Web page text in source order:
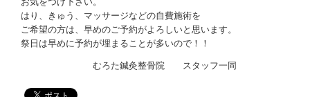
はり、きゅう、マッサージなどの自費施術を
ご希望の方は、早めのご予約がよろしいと思います。
祭日は早めに予約が埋まることが多いので！！
むろた鍼灸整骨院 スタッフ一同